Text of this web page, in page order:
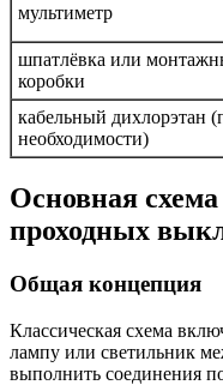
мультиметр
шпатлёвка или
коробки
кабельный дихлорэтан
необходимости)
Основная
проходных
Общая концепция
Классическая схема
лампу или светильник
выполнить соединения